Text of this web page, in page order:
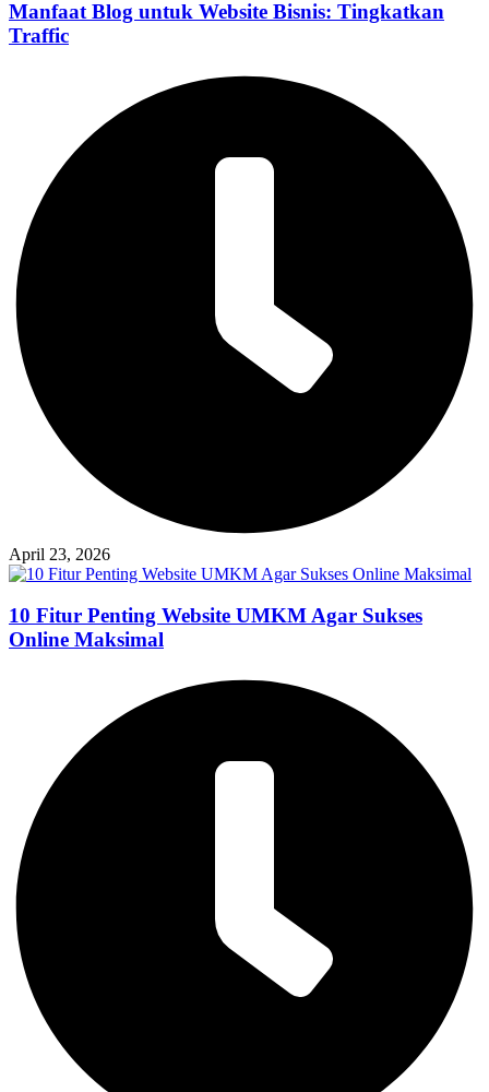
Manfaat Blog untuk Website Bisnis: Tingkatkan
Traffic
April 23, 2026
10 Fitur Penting Website UMKM Agar Sukses
Online Maksimal